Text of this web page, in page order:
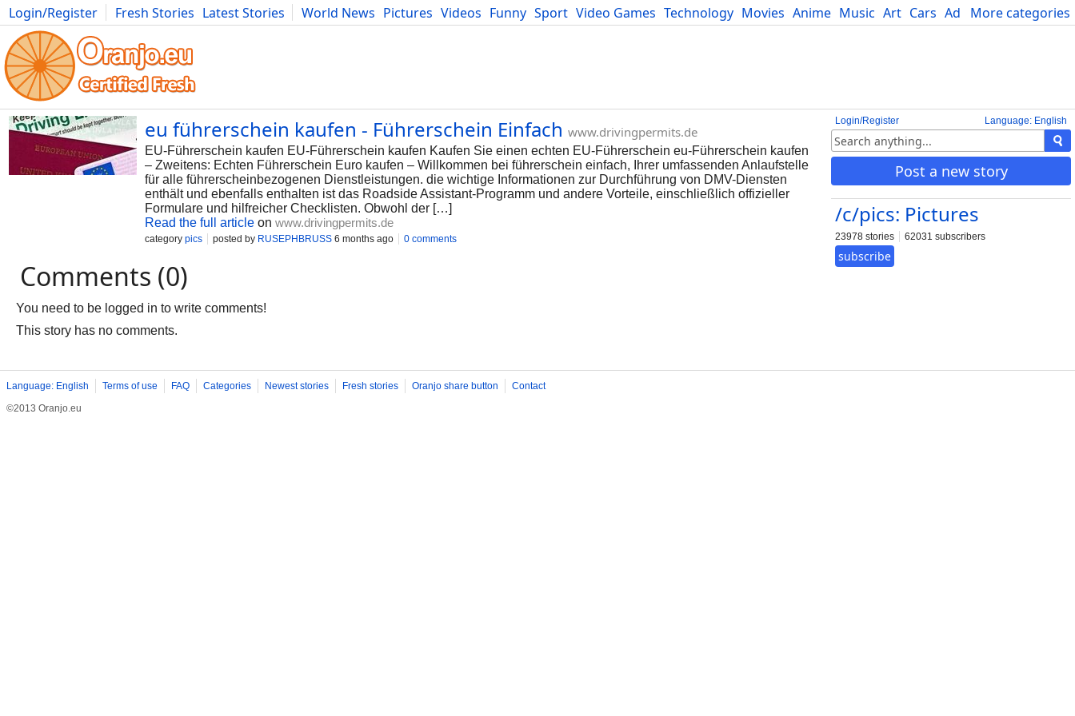
More categories
Login/Register Fresh Stories Latest Stories World News Pictures Videos Funny Sport Video Games Technology Movies Anime Music Art Cars Advice Science
Photography Comics Bulgaria Fitness Food Literature Developers Blog
Language: English
Login/Register
Post a new story
/c/pics: Pictures
23978 stories 62031 subscribers
subscribe
eu führerschein kaufen - Führerschein Einfach www.drivingpermits.de
EU-Führerschein kaufen EU-Führerschein kaufen Kaufen Sie einen echten EU-Führerschein eu-Führerschein kaufen
– Zweitens: Echten Führerschein Euro kaufen – Willkommen bei führerschein einfach, Ihrer umfassenden Anlaufstelle
für alle führerscheinbezogenen Dienstleistungen. die wichtige Informationen zur Durchführung von DMV-Diensten
enthält und ebenfalls enthalten ist das Roadside Assistant-Programm und andere Vorteile, einschließlich offizieller
Formulare und hilfreicher Checklisten. Obwohl der […]
Read the full article on www.drivingpermits.de
category pics posted by RUSEPHBRUSS 6 months ago 0 comments
Comments (0)
You need to be logged in to write comments!
This story has no comments.
Language: English Terms of use FAQ Categories Newest stories Fresh stories Oranjo share button
Contact
©2013 Oranjo.eu